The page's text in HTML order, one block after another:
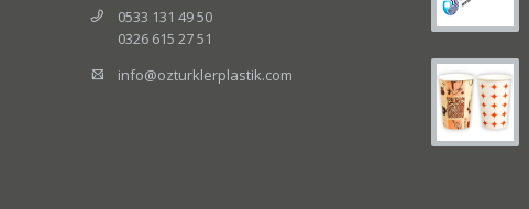
0533 131 49 50
0326 615 27 51
info@ozturklerplastik.com